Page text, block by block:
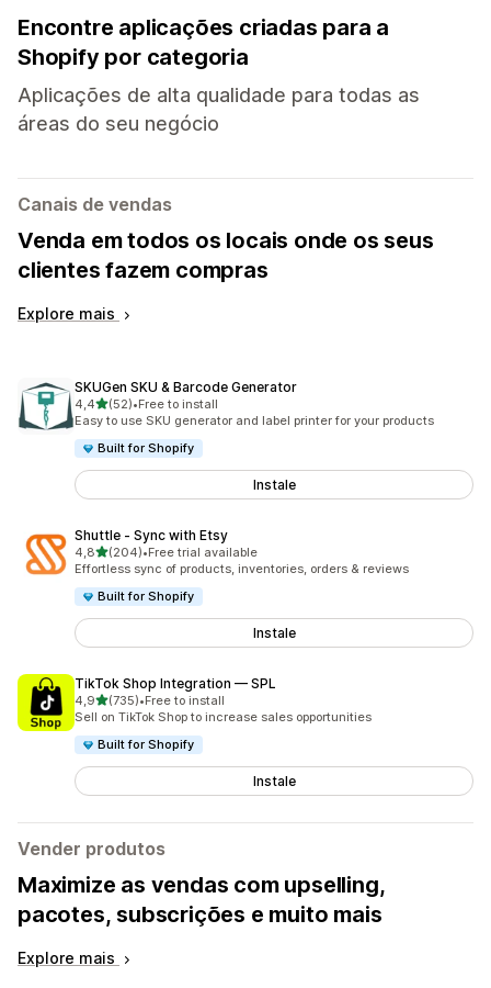
Encontre aplicações criadas para a
Shopify por categoria
Aplicações de alta qualidade para todas as
áreas do seu negócio
Canais de vendas
Venda em todos os locais onde os seus
clientes fazem compras
Explore mais
SKUGen SKU & Barcode Generator
4,4de 5 estrelas
(52)
52 total de avaliações
•Free to install
Easy to use SKU generator and label printer for your products
Built for Shopify
Instale
Shuttle ‑ Sync with Etsy
4,8de 5 estrelas
(204)
204 total de avaliações
•Free trial available
Effortless sync of products, inventories, orders & reviews
Built for Shopify
Instale
TikTok Shop Integration — SPL
4,9de 5 estrelas
(735)
735 total de avaliações
•Free to install
Sell on TikTok Shop to increase sales opportunities
Built for Shopify
Instale
Vender produtos
Maximize as vendas com upselling,
pacotes, subscrições e muito mais
Explore mais